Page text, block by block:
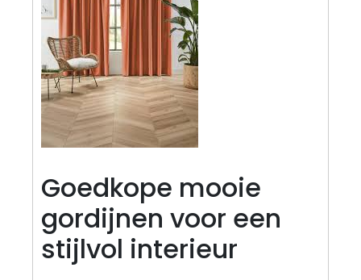
Goedkope mooie
gordijnen voor een
stijlvol interieur